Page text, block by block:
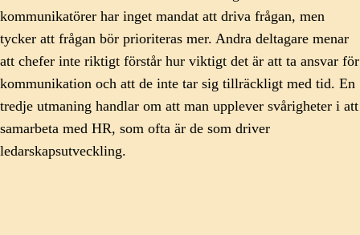
kommunikatörer har inget mandat att driva frågan, men
tycker att frågan bör prioriteras mer. Andra deltagare menar
att chefer inte riktigt förstår hur viktigt det är att ta ansvar för
kommunikation och att de inte tar sig tillräckligt med tid. En
tredje utmaning handlar om att man upplever svårigheter i att
samarbeta med HR, som ofta är de som driver
ledarskapsutveckling.